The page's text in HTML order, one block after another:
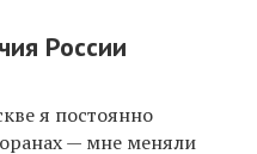
России
я постоянно
— мне меняли